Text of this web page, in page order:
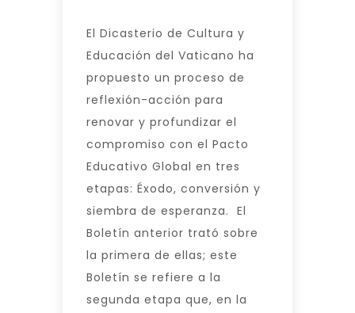
El Dicasterio de Cultura y
Educación del Vaticano ha
propuesto un proceso de
reflexión-acción para
renovar y profundizar el
compromiso con el Pacto
Educativo Global en tres
etapas: Éxodo, conversión y
siembra de esperanza. El
Boletín anterior trató sobre
la primera de ellas; este
Boletín se refiere a la
segunda etapa que, en la